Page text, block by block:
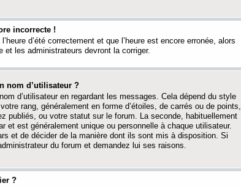
incorrecte !
d’été correctement et que l’heure est encore erronée, alors
et les administrateurs devront la corriger.
nom d’utilisateur ?
d’utilisateur en regardant les messages. Cela dépend du style
rang, généralement en forme d’étoiles, de carrés ou de points,
publiés, ou votre statut sur le forum. La seconde, habituellement
et est généralement unique ou personnelle à chaque utilisateur.
et de décider de la manière dont ils sont mis à disposition. Si
du forum et demandez lui ses raisons.
?